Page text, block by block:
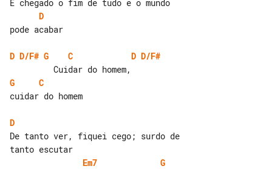
D
pode acabar
D D/F# G C D D/F#
G
C
cuidar do homem
D
De tanto ver, fiquei cego; surdo de
Em7
G